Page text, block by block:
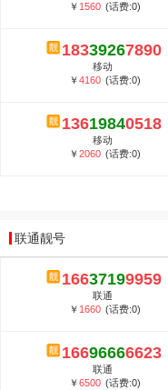
￥ 1560 (话费:0)
18339267890
移动
￥4160 (话费:0)
13619840518
移动
￥2060 (话费:0)
联通靓号
16637199959
联通
￥ 1660 (话费:0)
16696666623
联通
￥6500 (话费:0)